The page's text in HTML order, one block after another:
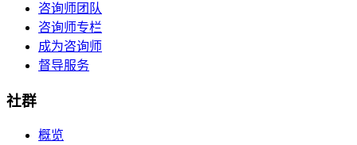
咨询师团队
咨询师专栏
成为咨询师
督导服务
社群
概览